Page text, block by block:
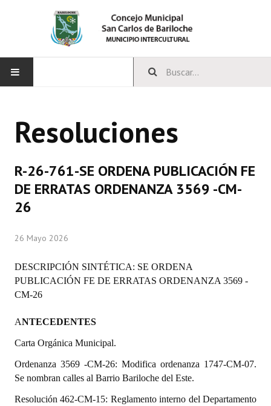
CONCEJO
Integrantes del Concejo
Comisiones Permanentes
Comisiones Especiales
Concejales Mandato Cumplido
Programas
Constitución Nacional
Constitución Provincial
Resoluciones
R-26-761-SE ORDENA PUBLICACIÓN FE
DE ERRATAS ORDENANZA 3569 -CM-
26
26 Mayo 2026
DESCRIPCIÓN SINTÉTICA: SE ORDENA
PUBLICACIÓN FE DE ERRATAS ORDENANZA 3569 -
CM-26
ANTECEDENTES
Carta Orgánica Municipal.
Ordenanza 3569 -CM-26: Modifica ordenanza 1747-CM-07.
Se nombran calles al Barrio Bariloche del Este.
Resolución 462-CM-15: Reglamento interno del Departamento